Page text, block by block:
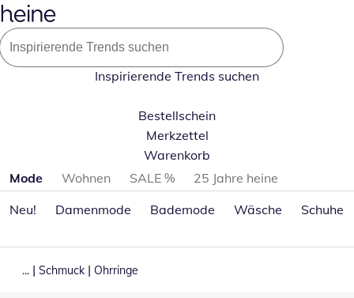
Inspirierende Trends suchen
Bestellschein
Merkzettel
Warenkorb
Produktkategorien überspringen
Mode Wohnen SALE %
25 Jahre heine
Neu!
Damenmode Bademode Wäsche Schuhe
... | Schmuck | Ohrringe